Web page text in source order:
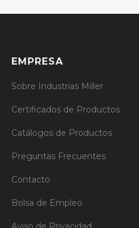
EMPRESA
Sobre Industrias Miller
Certificados de Productos
Catálogos de Productos
Preguntas Frecuentes
Contacto
Bolsa de Empleo